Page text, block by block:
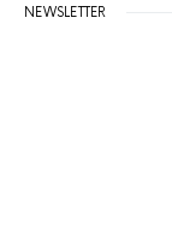
NEWSLETTER